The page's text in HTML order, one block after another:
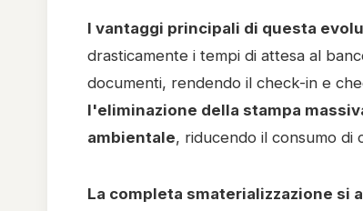
I vantaggi principali di questa
drasticamente i tempi di attesa al
documenti, rendendo il check-in e
l'eliminazione della stampa
ambientale, riducendo il consumo di
La completa smaterializzazione si